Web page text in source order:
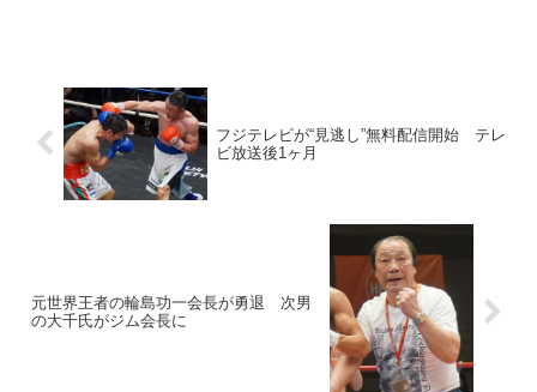
フジテレビが“見逃し”無料配信開始 テレ
ビ放送後1ヶ月
元世界王者の輪島功一会長が勇退 次男
の大千氏がジム会長に